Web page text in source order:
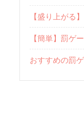
【盛り上がる
【簡単】罰ゲ
おすすめの罰